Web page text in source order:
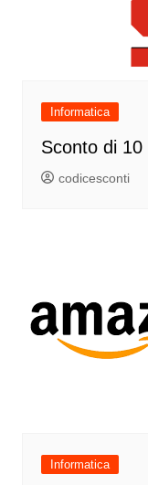
Informatica
Sconto di
codicesconti
Informatica